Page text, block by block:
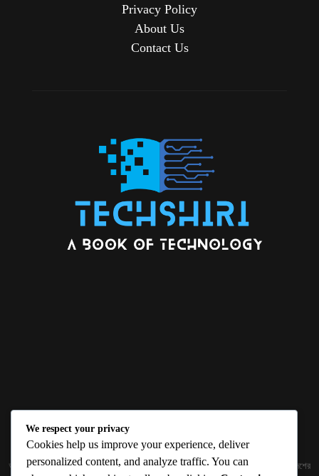
Privacy Policy
About Us
Contact Us
ABOUT US
জ্ঞান বিজ্ঞানের উৎকর্ষ আমাদের প্রভাবিত করে। আলোকিত করে। সেই আলো কে ধারণ কর দেশ ও বিদেশের
We respect your privacy
Cookies help us improve your experience, deliver
personalized content, and analyze traffic. You can